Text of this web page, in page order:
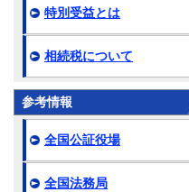
特別受益とは
相続税について
参考情報
全国公証役場
全国法務局